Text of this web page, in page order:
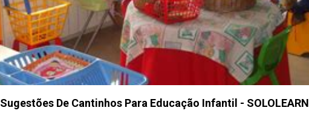
Sugestões De Cantinhos Para Educação Infantil - SOLOLEARN